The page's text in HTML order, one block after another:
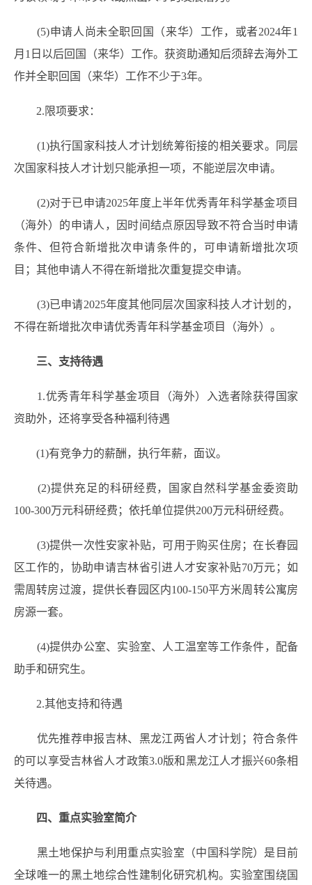
(5)申请人尚未全职回国 （来华） 工作，或者2024年1
月1日以后回国
（来华） 工作。获资助通知后须辞去海外工
作并全职回国
（来华） 工作不少于3年。
2.限项要求：
(1)执行国家科技人才计划统筹衔接的相关要求。同层
次国家科技人才计划只能承担一项，不能逆层次申请。
(2)对于已申请2025年度上半年优秀青年科学基金项目
（海外） 的申请人，因时间结点原因导致不符合当时申请
条件、但符合新增批次申请条件的，可申请新增批次项
目；其他申请人不得在新增批次重复提交申请。
(3)已申请2025年度其他同层次国家科技人才计划的，
不得在新增批次申请优秀青年科学基金项目
（海外） 。
三、支持待遇
1.优秀青年科学基金项目 （海外）
入选者除获得国家
资助外，还将享受各种福利待遇
(1)有竞争力的薪酬，执行年薪，面议。
(2)提供充足的科研经费，国家自然科学基金委资助
100-300万元科研经费；依托单位提供200万元科研经费。
(3)提供一次性安家补贴，可用于购买住房；在长春园
区工作的，协助申请吉林省引进人才安家补贴70万元；如
需周转房过渡，提供长春园区内100-150平方米周转公寓房
房源一套。
(4)提供办公室、实验室、人工温室等工作条件，配备
助手和研究生。
2.其他支持和待遇
优先推荐申报吉林、黑龙江两省人才计划；符合条件
的可以享受吉林省人才政策3.0版和黑龙江人才振兴60条相
关待遇。
四、重点实验室简介
黑土地保护与利用重点实验室（中国科学院） 是目前
全球唯一的黑土地综合性建制化研究机构。实验室围绕国